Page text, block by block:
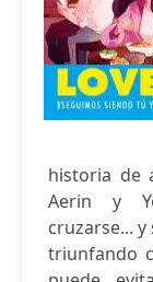
historia de
Aerin y
cruzarse...
triunfando